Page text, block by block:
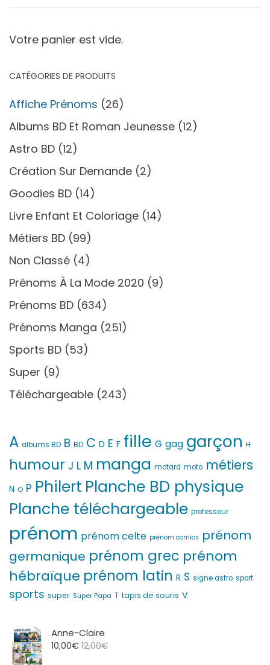
Votre panier est vide.
CATÉGORIES DE PRODUITS
Affiche Prénoms (26)
Albums BD Et Roman Jeunesse (12)
Astro BD (12)
Création Sur Demande (2)
Goodies BD (14)
Livre Enfant Et Coloriage (14)
Métiers BD (99)
Non Classé (4)
Prénoms À La Mode 2020 (9)
Prénoms BD (634)
Prénoms Manga (251)
Sports BD (53)
Super (9)
Téléchargeable (243)
A albums BD B BD C D E F fille G gag garçon H
humour J L M manga motard moto métiers
N O P Philert Planche BD physique
Planche téléchargeable professeur
prénom prénom celte prénom comics prénom
germanique prénom grec prénom
hébraïque prénom latin R S signe astro sport
sports super Super Papa T tapis de souris V
Anne-Claire
10,00€ 12,00€